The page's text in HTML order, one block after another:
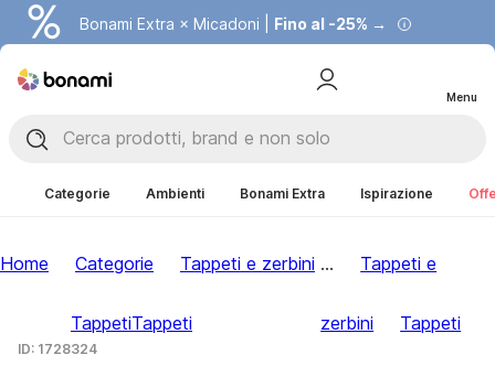
Bonami Extra × Micadoni | Fino al -25% →
Menu
Categorie Ambienti Bonami Extra Ispirazione
Home Categorie Tappeti e zerbini
TappetiTappeti
... Tappeti e
zerbini Tappeti
ID: 1728324